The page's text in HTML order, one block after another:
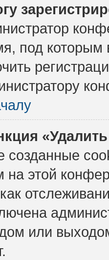
под которым
созданные
на этой
или